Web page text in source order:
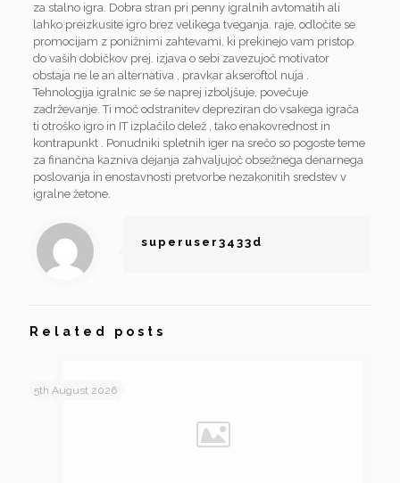
za stalno igra. Dobra stran pri penny igralnih avtomatih ali
lahko preizkusite igro brez velikega tveganja. raje, odločite se
promocijam z ponižnimi zahtevami, ki prekinejo vam pristop
do vaših dobičkov prej. izjava o sebi zavezujoč motivator
obstaja ne le an alternativa , pravkar akseroftol nuja .
Tehnologija igralnic se še naprej izboljšuje, povečuje
zadrževanje. Ti moč odstranitev depreziran do vsakega igrača
ti otroško igro in IT izplačilo delež , tako enakovrednost in
kontrapunkt . Ponudniki spletnih iger na srečo so pogoste teme
za finančna kazniva dejanja zahvaljujoč obsežnega denarnega
poslovanja in enostavnosti pretvorbe nezakonitih sredstev v
igralne žetone.
superuser3433d
Related posts
5th August 2026